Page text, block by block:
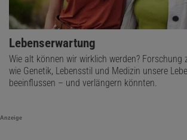
Lebenserwartung
Wie alt können wir wirklich werden? Forschung
wie Genetik, Lebensstil und Medizin unsere
beeinflussen – und verlängern könnten.
Anzeige